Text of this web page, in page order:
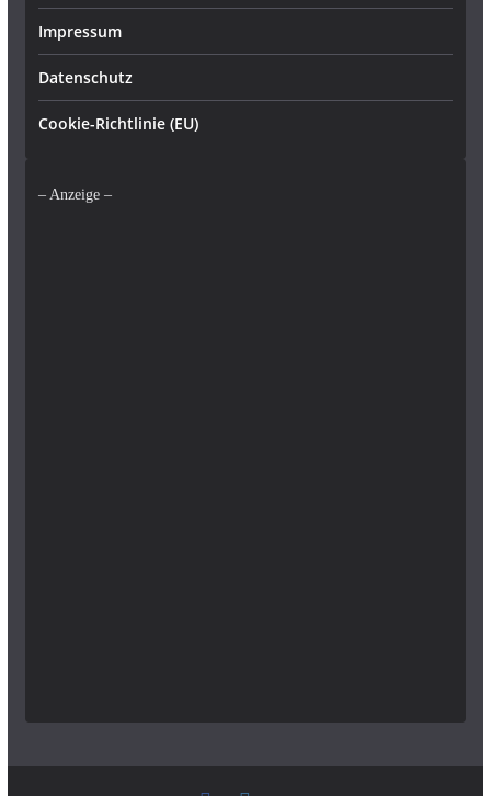
Impressum
Datenschutz
Cookie-Richtlinie (EU)
– Anzeige –